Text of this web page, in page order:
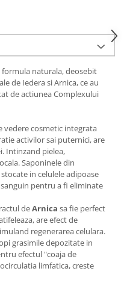
formula naturala, deosebit
de Iedera si Arnica, ce au
de actiunea Complexului
vedere cosmetic integrata
activilor sai puternici, are
Intinzand pielea,
Saponinele din
in celulele adipoase
pentru a fi eliminate
deArnica sa fie perfect
are efect de
regenerarea celulara.
grasimile depozitate in
efectul "coaja de
limfatica, creste